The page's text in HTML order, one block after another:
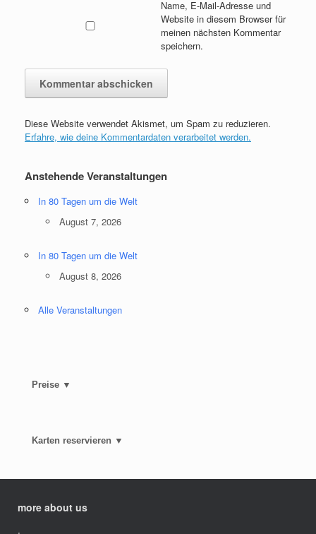
Name, E-Mail-Adresse und
Website in diesem Browser für
meinen nächsten Kommentar
speichern.
Diese Website verwendet Akismet, um Spam zu reduzieren.
Erfahre, wie deine Kommentardaten verarbeitet werden.
Anstehende Veranstaltungen
In 80 Tagen um die Welt
August 7, 2026
In 80 Tagen um die Welt
August 8, 2026
Alle Veranstaltungen
Preise ▼
Karten reservieren ▼
more about us